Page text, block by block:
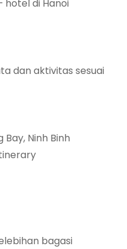
di Hanoi
dan aktivitas sesuai
Bay, Ninh Binh
bagasi